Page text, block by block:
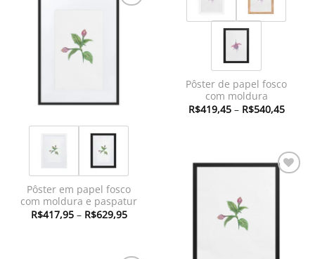
Pôster de papel fosco
com moldura
R$419,45 – R$540,45Faixa
de
Pôster em papel fosco
com moldura e paspatur
R$417,95 – R$629,95Faixa
de